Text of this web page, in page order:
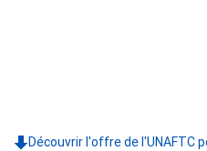
Découvrir l'offre de l'UNAFTC